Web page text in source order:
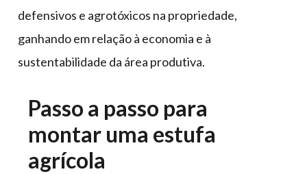
defensivos e agrotóxicos na propriedade,
ganhando em relação à economia e à
sustentabilidade da área produtiva.
Passo a passo para
montar uma estufa
agrícola